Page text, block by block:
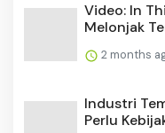
Video: In
Melonjak
2 months
Industri
Perlu